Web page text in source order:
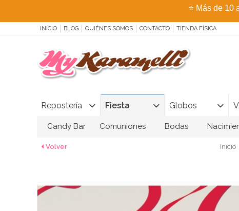
⭐ Más de 10
INICIO BLOG QUIÉNES SOMOS CONTACTO TIENDA FÍSICA
Repostería Fiesta Globos
Candy Bar Comuniones Bodas
Volver Inicio